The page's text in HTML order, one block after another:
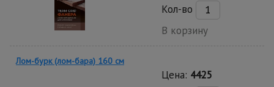
Кол-во
В корзину
Лом-бурк (лом-бара) 160 см
Цена: 4425